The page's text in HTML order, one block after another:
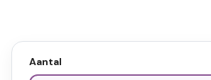
Aantal